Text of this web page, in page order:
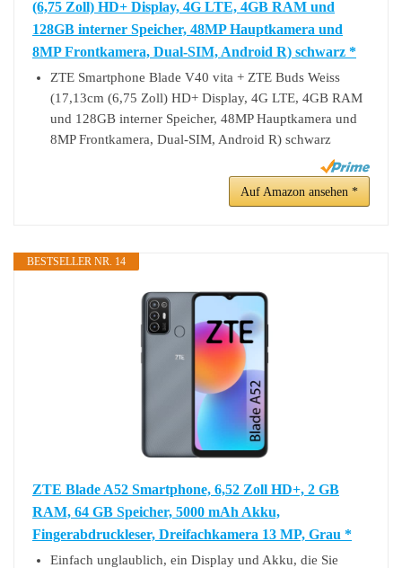
(6,75 Zoll) HD+ Display, 4G LTE, 4GB RAM und
128GB interner Speicher, 48MP Hauptkamera und
8MP Frontkamera, Dual-SIM, Android R) schwarz *
ZTE Smartphone Blade V40 vita + ZTE Buds Weiss
(17,13cm (6,75 Zoll) HD+ Display, 4G LTE, 4GB RAM
und 128GB interner Speicher, 48MP Hauptkamera und
8MP Frontkamera, Dual-SIM, Android R) schwarz
Auf Amazon ansehen *
BESTSELLER NR. 14
ZTE Blade A52 Smartphone, 6,52 Zoll HD+, 2 GB
RAM, 64 GB Speicher, 5000 mAh Akku,
Fingerabdruckleser, Dreifachkamera 13 MP, Grau *
Einfach unglaublich, ein Display und Akku, die Sie